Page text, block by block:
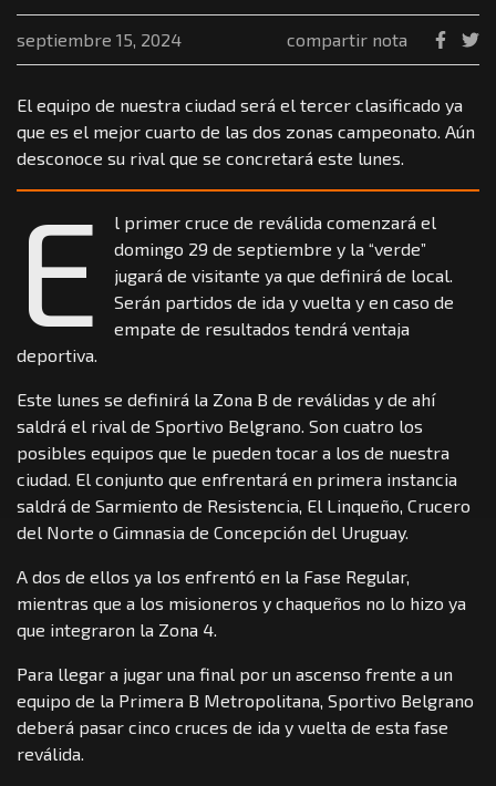
septiembre 15, 2024 compartir nota
El equipo de nuestra ciudad será el tercer clasificado ya
que es el mejor cuarto de las dos zonas campeonato. Aún
desconoce su rival que se concretará este lunes.
E
l primer cruce de reválida comenzará el
domingo 29 de septiembre y la “verde”
jugará de visitante ya que definirá de local.
Serán partidos de ida y vuelta y en caso de
empate de resultados tendrá ventaja
deportiva.
Este lunes se definirá la Zona B de reválidas y de ahí
saldrá el rival de Sportivo Belgrano. Son cuatro los
posibles equipos que le pueden tocar a los de nuestra
ciudad. El conjunto que enfrentará en primera instancia
saldrá de Sarmiento de Resistencia, El Linqueño, Crucero
del Norte o Gimnasia de Concepción del Uruguay.
A dos de ellos ya los enfrentó en la Fase Regular,
mientras que a los misioneros y chaqueños no lo hizo ya
que integraron la Zona 4.
Para llegar a jugar una final por un ascenso frente a un
equipo de la Primera B Metropolitana, Sportivo Belgrano
deberá pasar cinco cruces de ida y vuelta de esta fase
reválida.